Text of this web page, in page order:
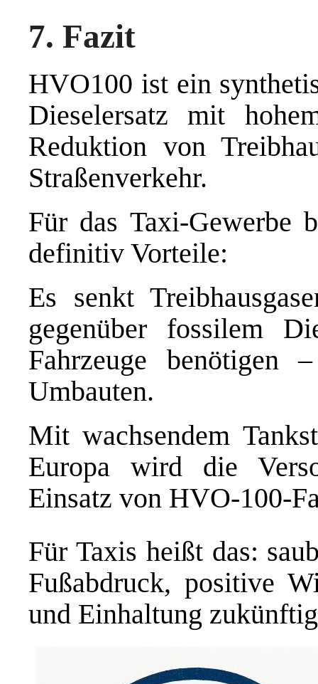
7. Fazit
HVO100 ist ein
Dieselersatz mit
Reduktion von
Straßenverkehr.
Für das Taxi-Gewerbe
definitiv Vorteile:
Es senkt
gegenüber fossilem
Fahrzeuge benötigen
Umbauten.
Mit wachsendem
Europa wird die
Einsatz von HVO-100-
Für Taxis heißt das:
Fußabdruck, positive
und Einhaltung